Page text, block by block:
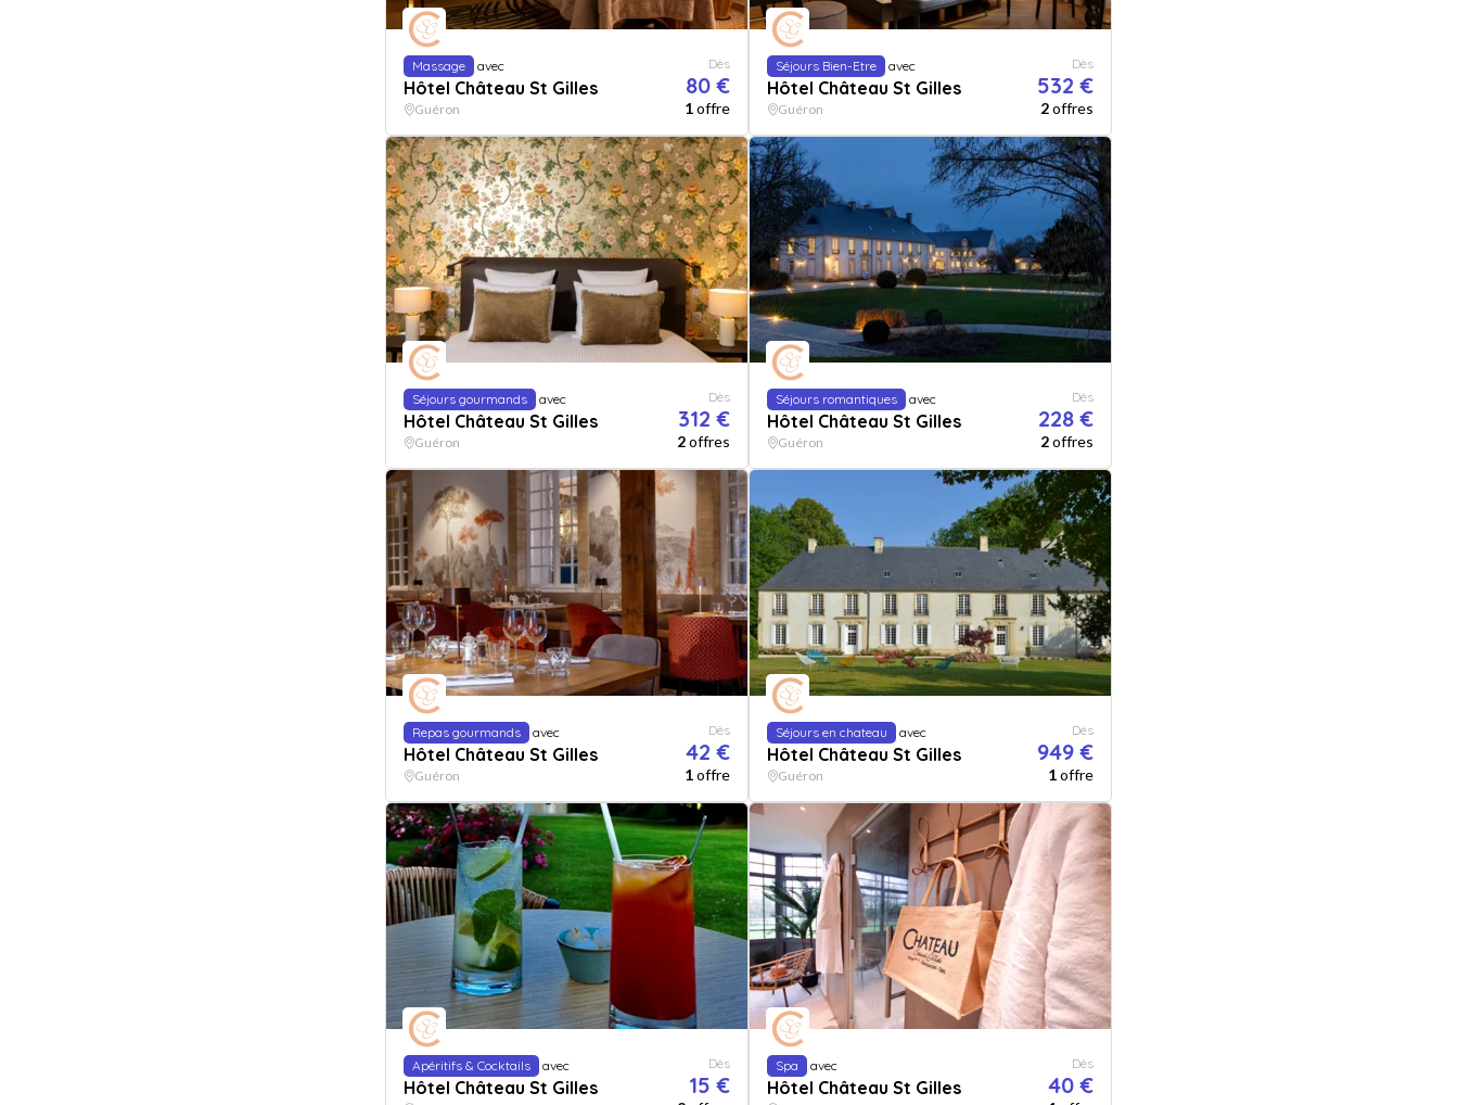
Massage avec
Hôtel Château St Gilles
Dès
80 €
Guéron 1offre
Séjours Bien-Etre avec
Hôtel Château St Gilles
Dès
532 €
Guéron 2offres
Séjours gourmands avec
Hôtel Château St Gilles
Dès
312 €
Guéron 2offres
Séjours romantiques avec
Hôtel Château St Gilles
Dès
228 €
Guéron 2offres
Repas gourmands avec
Hôtel Château St Gilles
Dès
42 €
Guéron 1offre
Séjours en chateau avec
Hôtel Château St Gilles
Dès
949 €
Guéron 1offre
Apéritifs & Cocktails avec
Hôtel Château St Gilles
Dès
15 €
Spa avec
Hôtel Château St Gilles
Dès
40 €